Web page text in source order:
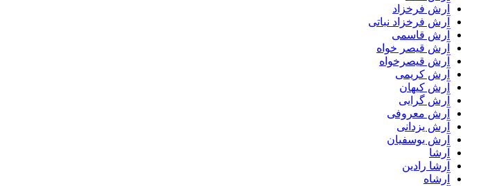
آرش فرخزاد
آرش فرخزاد نباتی
آرش قاسمی
آرش قیصر خواه
آرش قیصرخواه
آرش کریمی
آرش کیهان
آرش گرایی
آرش معروفی
آرش یزدانی
آرش یوسفیان
آرشا
آرشا رادین
آرشاه